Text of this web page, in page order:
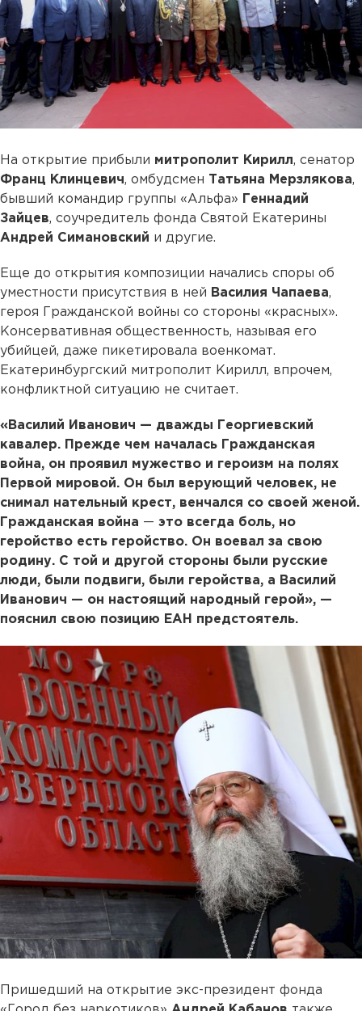
На открытие прибыли митрополит Кирилл, сенатор
Франц Клинцевич, омбудсмен Татьяна Мерзлякова,
бывший командир группы «Альфа» Геннадий
Зайцев, соучредитель фонда Святой Екатерины
Андрей Симановский и другие.
Еще до открытия композиции начались споры об
уместности присутствия в ней Василия Чапаева,
героя Гражданской войны со стороны «красных».
Консервативная общественность, называя его
убийцей, даже пикетировала военкомат.
Екатеринбургский митрополит Кирилл, впрочем,
конфликтной ситуацию не считает.
«Василий Иванович — дважды Георгиевский
кавалер. Прежде чем началась Гражданская
война, он проявил мужество и героизм на полях
Первой мировой. Он был верующий человек, не
снимал нательный крест, венчался со своей женой.
Гражданская война — это всегда боль, но
геройство есть геройство. Он воевал за свою
родину. С той и другой стороны были русские
люди, были подвиги, были геройства, а Василий
Иванович — он настоящий народный герой», —
пояснил свою позицию ЕАН предстоятель.
Пришедший на открытие экс-президент фонда